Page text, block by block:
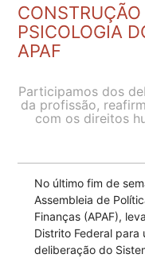
PSICOLOGIA
APAF
Participamos dos
da profissão,
com os direitos
No último fim de
Assembleia de
Finanças (APAF),
Distrito Federal
deliberação do